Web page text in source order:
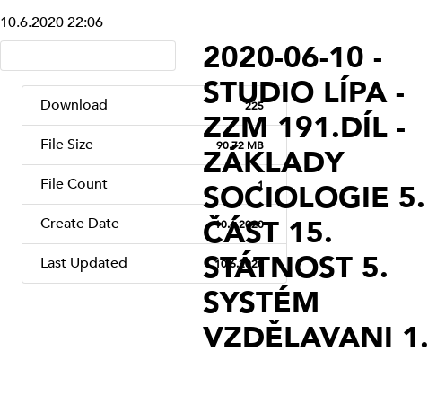
STUDIO KALICH
OSTATNÍ
STUDIO LÍPA PRAHA
(VYSÍLÁNÍ
UKONČENO)
SERVISNÍ STUDIO
(VYSÍLÁNÍ
UKONČENO)
TAPIN RADIO
(VYSÍLÁNÍ
SERVISNÍ STUDIO
10.6.2020 22:06
Download 225
File Size 90.72 MB
File Count 1
Create Date 10.6.2020
Last Updated 10.6.2020
2020-06-10 -
STUDIO LÍPA -
ZZM 191.DÍL -
ZÁKLADY
SOCIOLOGIE 5.
ČÁST 15.
STÁTNOST 5.
SYSTÉM
VZDĚLAVANI 1.